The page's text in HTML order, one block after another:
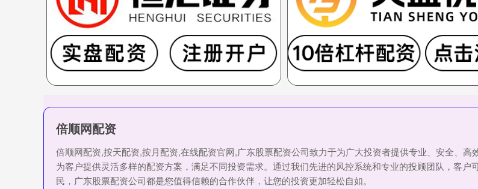
倍顺网配资
倍顺网配资,按天配资,按月配资,在线配资官网,广东股票配资公司致力于为广大投资者提供专业、安全、
为客户提供灵活多样的配资方案，满足不同投资需求。通过我们先进的风控系统和专业的投顾团队，客
民，广东股票配资公司都是您值得信赖的合作伙伴，让您的投资更加轻松自如。